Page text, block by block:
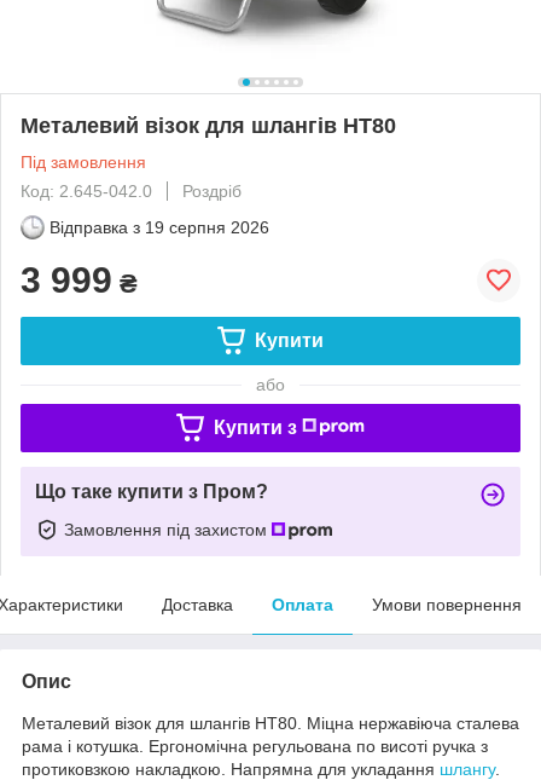
Металевий візок для шлангів HT80
Під замовлення
Код: 2.645-042.0
Роздріб
Відправка з 19 серпня 2026
3 999 ₴
Купити
або
Купити з
Що таке купити з Пром?
Замовлення під захистом
Доставка Оплата Умови повернення
Опис
Металевий візок для шлангів HT80. Міцна нержавіюча сталева
рама і котушка. Ергономічна регульована по висоті ручка з
протиковзкою накладкою. Напрямна для укладання шлангу.